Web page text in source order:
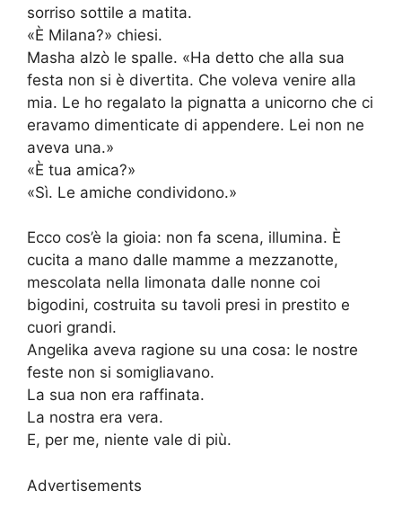
sorriso sottile a matita.
«È Milana?» chiesi.
Masha alzò le spalle. «Ha detto che alla sua
festa non si è divertita. Che voleva venire alla
mia. Le ho regalato la pignatta a unicorno che ci
eravamo dimenticate di appendere. Lei non ne
aveva una.»
«È tua amica?»
«Sì. Le amiche condividono.»
Ecco cos’è la gioia: non fa scena, illumina. È
cucita a mano dalle mamme a mezzanotte,
mescolata nella limonata dalle nonne coi
bigodini, costruita su tavoli presi in prestito e
cuori grandi.
Angelika aveva ragione su una cosa: le nostre
feste non si somigliavano.
La sua non era raffinata.
La nostra era vera.
E, per me, niente vale di più.
Advertisements